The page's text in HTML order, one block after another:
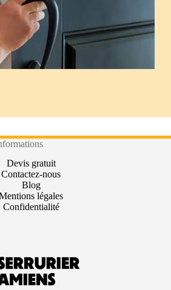
Devis gratuit
Contactez-nous
Blog
légales
Confidentialité